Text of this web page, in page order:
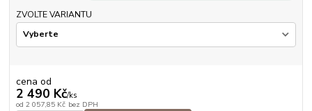
ZVOLTE VARIANTU
cena od
2 490 Kč/ks
od 2 057,85 Kč bez DPH